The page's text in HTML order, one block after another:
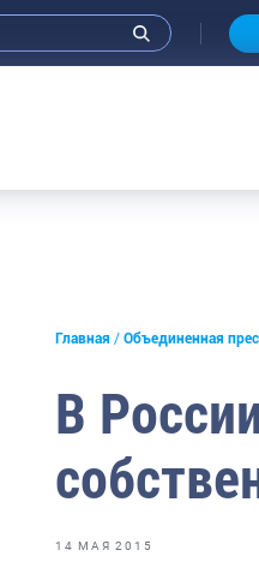
СМИ
и конференции
литература
России
цифрах
Главная Объединенная
В
14 МАЯ 2015